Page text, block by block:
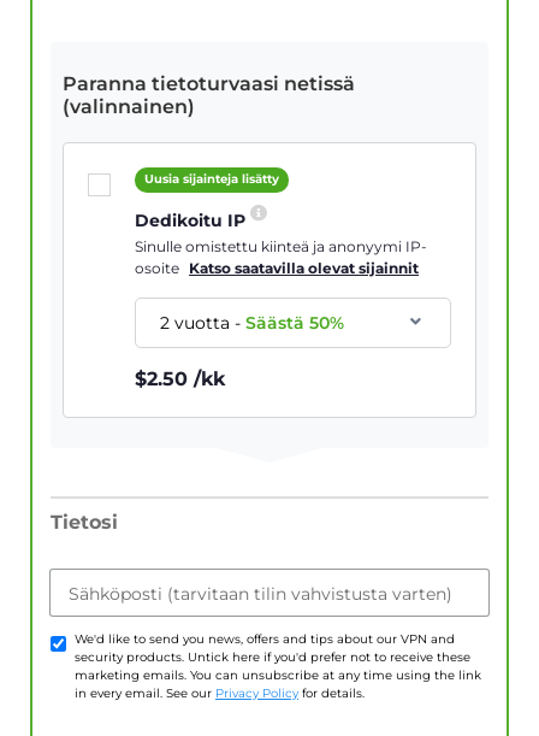
Paranna tietoturvaasi netissä
(valinnainen)
Uusia sijainteja lisätty
Dedikoitu IP
Sinulle omistettu kiinteä ja anonyymi IP-
osoite Katso saatavilla olevat sijainnit
2 vuotta-Säästä50%
$2.50 /kk
Tietosi
Sähköposti (tarvitaan tilin vahvistusta varten)
We'd like to send you news, offers and tips about our VPN and
security products. Untick here if you'd prefer not to receive these
marketing emails. You can unsubscribe at any time using the link
in every email. See our Privacy Policy for details.